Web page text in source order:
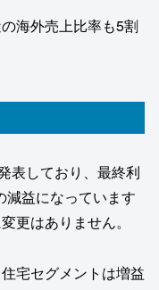
海外売上比率も5割
表しており、最終利
益になっています
更はありません。
宅セグメントは増益